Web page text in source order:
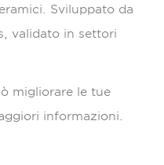
Sviluppato da
validato in settori
migliorare le tue
informazioni.